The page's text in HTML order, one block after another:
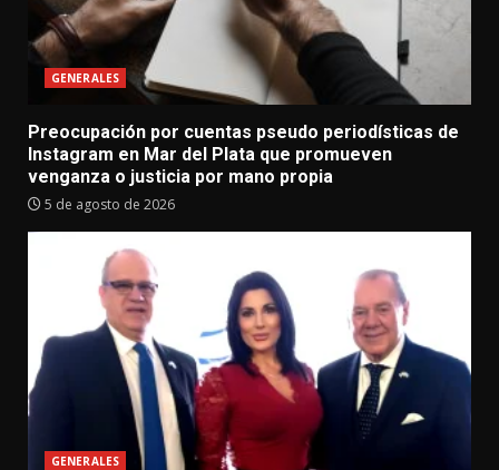
GENERALES
Preocupación por cuentas pseudo periodísticas de
Instagram en Mar del Plata que promueven
venganza o justicia por mano propia
5 de agosto de 2026
GENERALES